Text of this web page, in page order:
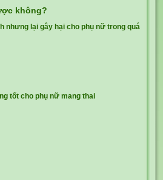
không?
nhưng lại gây hại cho phụ nữ trong quá
tốt cho phụ nữ mang thai